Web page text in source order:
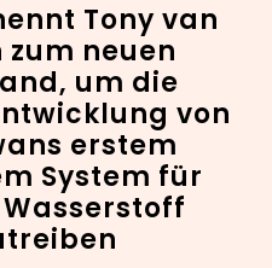
Tony van
neuen
um die
von
erstem
System für